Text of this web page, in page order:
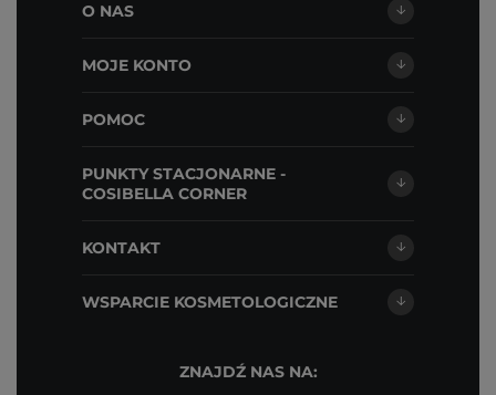
O NAS
MOJE KONTO
POMOC
PUNKTY STACJONARNE -
COSIBELLA CORNER
KONTAKT
WSPARCIE KOSMETOLOGICZNE
ZNAJDŹ NAS NA: